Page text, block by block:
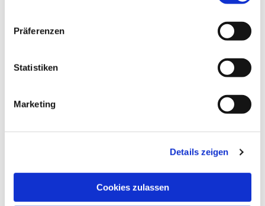
Präferenzen
Statistiken
Marketing
Details zeigen
Cookies zulassen